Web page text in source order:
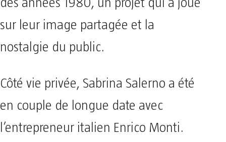
sur leur image partagée et la
nostalgie du public.
Côté vie privée, Sabrina Salerno a été
en couple de longue date avec
l’entrepreneur italien Enrico Monti.